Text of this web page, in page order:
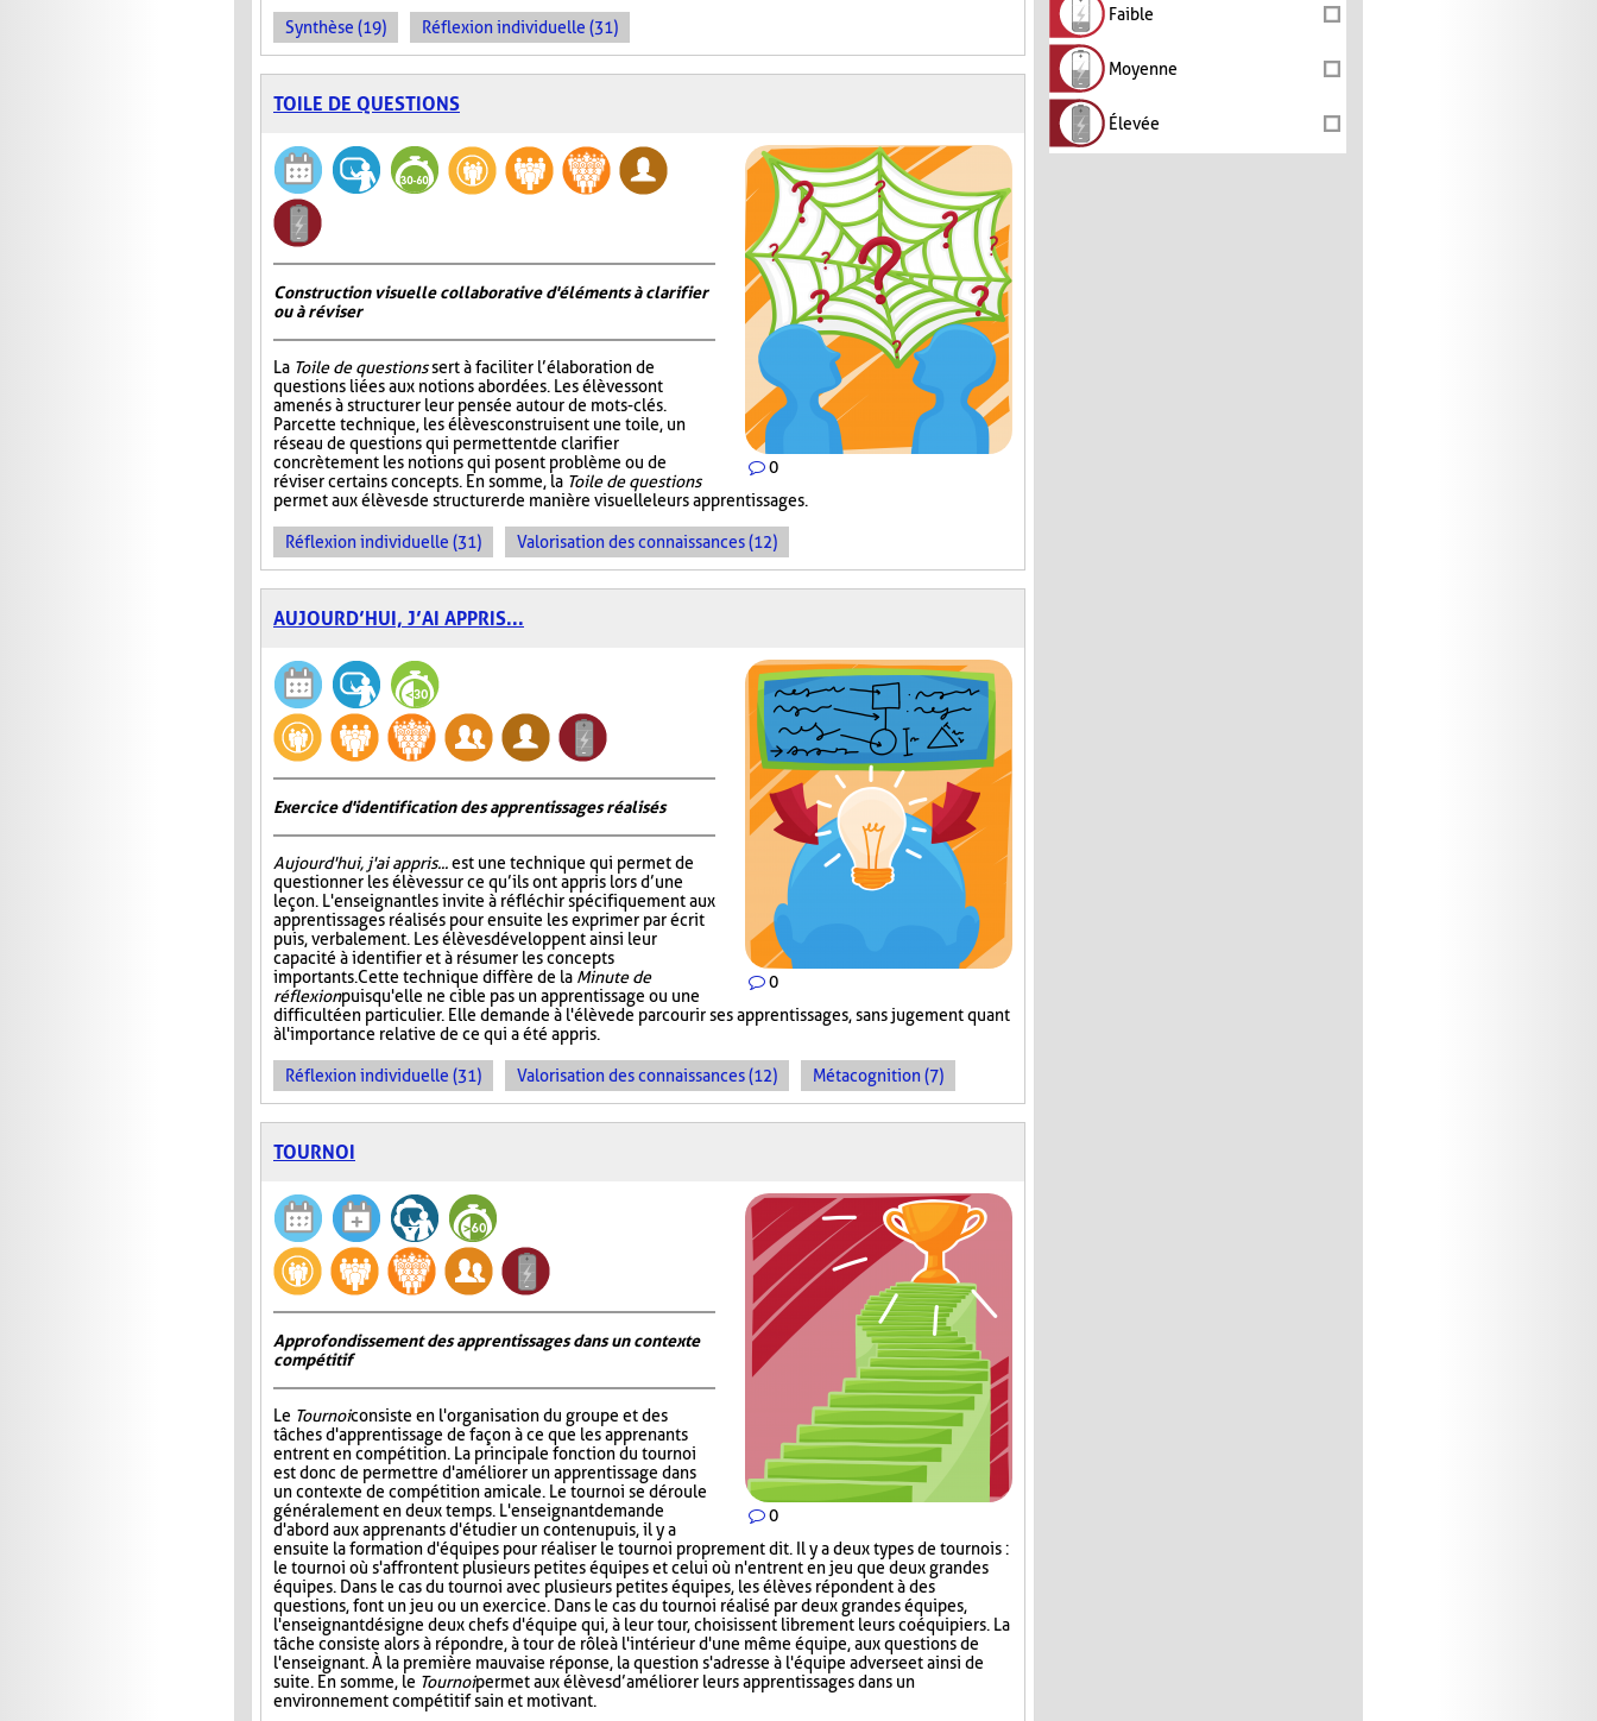
Faible
Moyenne
Élevée
Synthèse (19) Réflexion individuelle (31)
TOILE DE QUESTIONS
0
Construction visuelle collaborative d'éléments à clarifier
ou à réviser
La Toile de questionssert à faciliter l’élaboration de
questions liées aux notions abordées. Les élèves sont
amenés à structurer leur pensée autour de mots-clés.
Par cette technique, les élèves construisent une toile, un
réseau de questions qui permettent de clarifier
concrètement les notions qui posent problème ou de
réviser certains concepts. En somme, la Toile de questions
permet aux élèves de structurer de manière visuelle leurs apprentissages.
Réflexion individuelle (31) Valorisation des connaissances (12)
AUJOURD’HUI, J’AI APPRIS...
0
Exercice d'identification des apprentissages réalisés
Aujourd'hui, j'ai appris...est une technique qui permet de
questionner les élèves sur ce qu’ils ont appris lors d’une
leçon. L'enseignant les invite à réfléchir spécifiquement aux
apprentissages réalisés pour ensuite les exprimer par écrit
puis, verbalement. Les élèves développent ainsi leur
capacité à identifier et à résumer les concepts
importants. Cette technique diffère de la Minute de
réflexionpuisqu'elle ne cible pas un apprentissage ou une
difficulté en particulier. Elle demande à l'élève de parcourir ses apprentissages, sans jugement quant
à l'importance relative de ce qui a été appris.
Réflexion individuelle (31) Valorisation des connaissances (12) Métacognition (7)
TOURNOI
0
Approfondissement des apprentissages dans un contexte
compétitif
Le Tournoiconsiste en l'organisation du groupe et des
tâches d'apprentissage de façon à ce que les apprenants
entrent en compétition. La principale fonction du tournoi
est donc de permettre d'améliorer un apprentissage dans
un contexte de compétition amicale. Le tournoi se déroule
généralement en deux temps. L'enseignant demande
d'abord aux apprenants d'étudier un contenu puis, il y a
ensuite la formation d'équipes pour réaliser le tournoi proprement dit. Il y a deux types de tournois :
le tournoi où s'affrontent plusieurs petites équipes et celui où n'entrent en jeu que deux grandes
équipes. Dans le cas du tournoi avec plusieurs petites équipes, les élèves répondent à des
questions, font un jeu ou un exercice. Dans le cas du tournoi réalisé par deux grandes équipes,
l'enseignant désigne deux chefs d'équipe qui, à leur tour, choisissent librement leurs coéquipiers. La
tâche consiste alors à répondre, à tour de rôle à l'intérieur d'une même équipe, aux questions de
l'enseignant. À la première mauvaise réponse, la question s'adresse à l'équipe adverse et ainsi de
suite. En somme, le Tournoipermet aux élèves d’améliorer leurs apprentissages dans un
environnement compétitif sain et motivant.